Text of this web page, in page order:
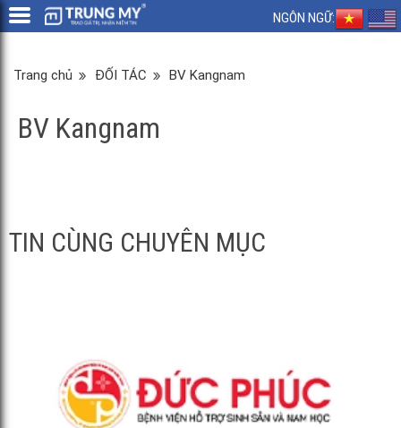
NGÔN NGỮ:
Trang chủ ĐỐI TÁC BV Kangnam
BV Kangnam
TIN CÙNG CHUYÊN MỤC